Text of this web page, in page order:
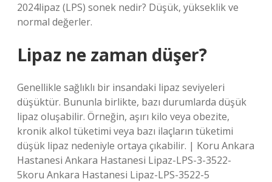
2024lipaz (LPS) sonek nedir? Düşük, yükseklik ve
normal değerler.
Lipaz ne zaman düşer?
Genellikle sağlıklı bir insandaki lipaz seviyeleri
düşüktür. Bununla birlikte, bazı durumlarda düşük
lipaz oluşabilir. Örneğin, aşırı kilo veya obezite,
kronik alkol tüketimi veya bazı ilaçların tüketimi
düşük lipaz nedeniyle ortaya çıkabilir. | Koru Ankara
Hastanesi Ankara Hastanesi Lipaz-LPS-3-3522-
5koru Ankara Hastanesi Lipaz-LPS-3522-5